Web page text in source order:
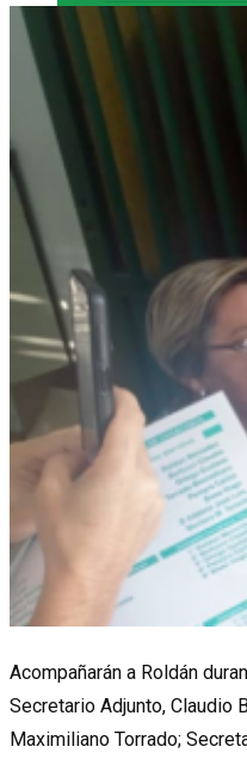
LEY 14.040 –
LEY 25.326 –
LEY 14.656 –
MULTIMEDIA
GALERÍA DE FOTOS
VIDEOS
REVISTA DIGITAL
CONTACTO
Acompañarán a Roldán
Secretario Adjunto, Claudio
Maximiliano Torrado;